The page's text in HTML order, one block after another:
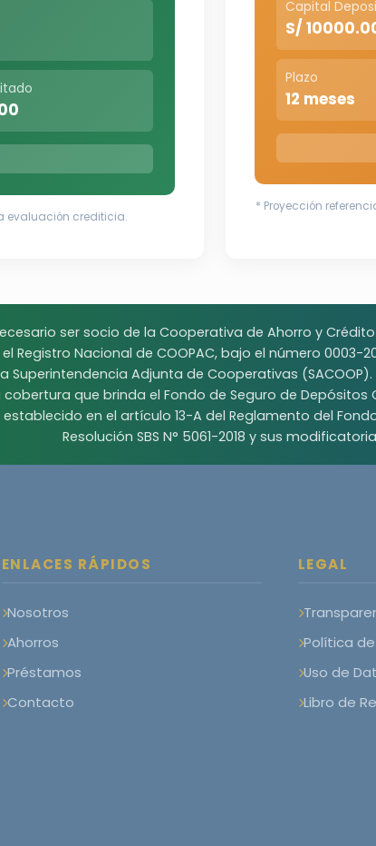
evaluación crediticia.
Capital
S/
Plazo
12 meses
* Proyección
ser socio de la Cooperativa de Ahorro y
Nacional de COOPAC, bajo el número 0003-
Superintendencia Adjunta de Cooperativas
que brinda el Fondo de Seguro de Depósitos
en el artículo 13-A del Reglamento del
Resolución SBS N° 5061-2018 y sus
ENLACES RÁPIDOS
Nosotros
Ahorros
Préstamos
Contacto
LEGAL
Política
Uso de
Libro de